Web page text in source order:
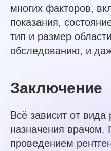
многих факторов,
показания,
тип и размер
обследованию, и
Заключение
Всё зависит от вида
назначения врачом.
проведением